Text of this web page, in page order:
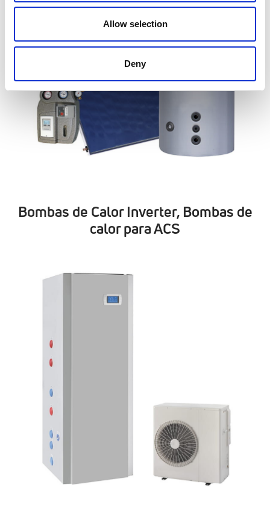
Allow selection
Deny
Bombas de Calor Inverter, Bombas de
calor para ACS